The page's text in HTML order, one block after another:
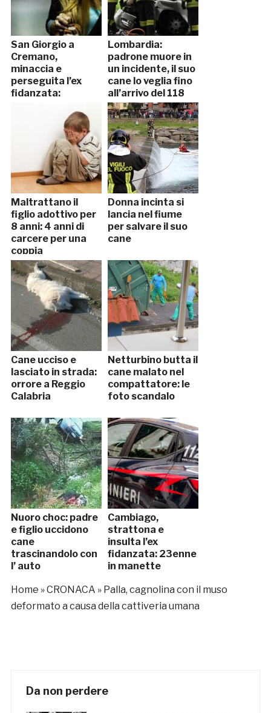
San Giorgio a
Cremano,
minaccia e
perseguita l’ex
fidanzata:
Lombardia:
padrone muore in
un incidente, il suo
cane lo veglia fino
all’arrivo del 118
Maltrattano il
figlio adottivo per
8 anni: 4 anni di
carcere per una
coppia
Donna incinta si
lancia nel fiume
per salvare il suo
cane
Cane ucciso e
lasciato in strada:
orrore a Reggio
Calabria
Netturbino butta il
cane malato nel
compattatore: le
foto scandalo
Nuoro choc: padre
e figlio uccidono
cane
trascinandolo con
l’ auto
Cambiago,
strattona e
insulta l’ex
fidanzata: 23enne
in manette
Home »CRONACA » Palla, cagnolina con il muso
deformato a causa della cattiveria umana
Da non perdere